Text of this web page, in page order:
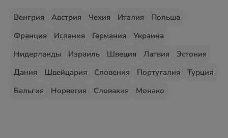
Венгрия Австрия Чехия Италия
Польша
Франция
Испания Германия
Украина
Нидерланды
Израиль Швеция Латвия
Эстония
Дания
Швейцария Словения Португалия
Турция
Бельгия
Норвегия Словакия Монако